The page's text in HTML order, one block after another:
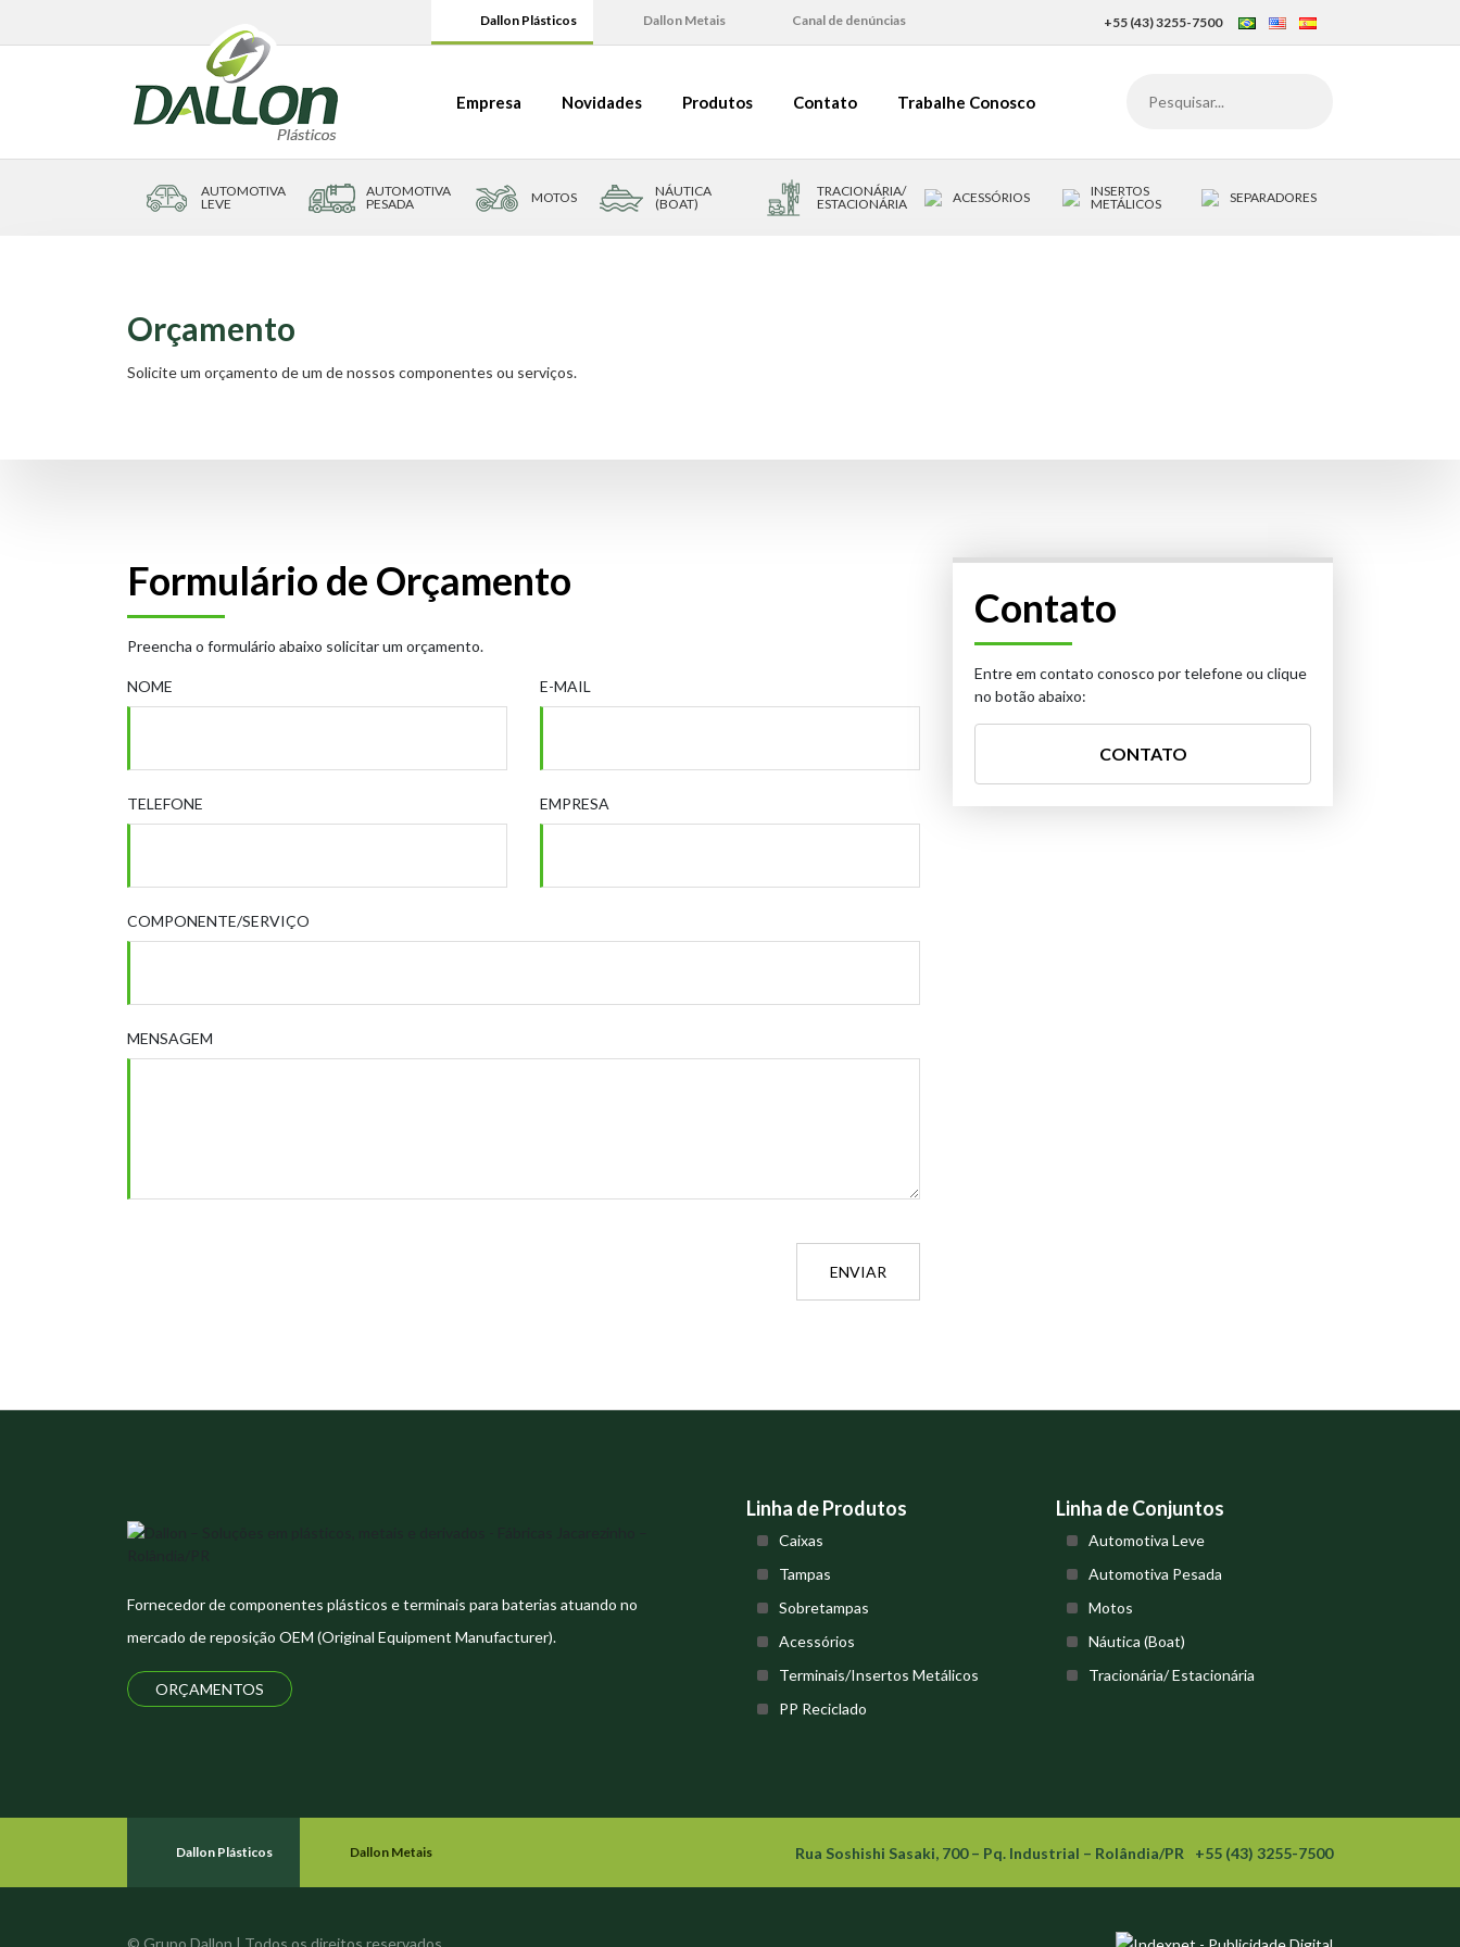
Dallon Plásticos Dallon Metais Canal de denúncias +55 (43) 3255-7500
Empresa Novidades Produtos Contato Trabalhe Conosco
AUTOMOTIVA
LEVE
AUTOMOTIVA
PESADA
MOTOS
NÁUTICA
(BOAT)
TRACIONÁRIA/
ESTACIONÁRIA
ACESSÓRIOS
INSERTOS
METÁLICOS
SEPARADORES
Orçamento
Solicite um orçamento de um de nossos componentes ou serviços.
Formulário de Orçamento
Preencha o formulário abaixo solicitar um orçamento.
NOME E-MAIL
TELEFONE EMPRESA
COMPONENTE/SERVIÇO
MENSAGEM
Contato
Entre em contato conosco por telefone ou clique
no botão abaixo:
CONTATO
Fornecedor de componentes plásticos e terminais para baterias atuando no
mercado de reposição OEM (Original Equipment Manufacturer).
ORÇAMENTOS
Linha de Produtos
Caixas
Tampas
Sobretampas
Acessórios
Terminais/Insertos Metálicos
PP Reciclado
Linha de Conjuntos
Automotiva Leve
Automotiva Pesada
Motos
Náutica (Boat)
Tracionária/ Estacionária
Dallon Plásticos Dallon Metais Rua Soshishi Sasaki, 700 – Pq. Industrial – Rolândia/PR +55 (43) 3255-7500
© Grupo Dallon | Todos os direitos reservados.